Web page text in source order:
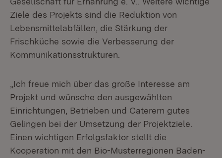
Ziele des Projekts sind die Reduktion von
Lebensmittelabfällen, die Stärkung der
Frischküche sowie die Verbesserung der
Kommunikationsstrukturen.
„Ich freue mich über das große Interesse am
Projekt und wünsche den ausgewählten
Einrichtungen, Betrieben und Caterern gutes
Gelingen bei der Umsetzung der Projektziele.
Einen wichtigen Erfolgsfaktor stellt die
Kooperation mit den Bio-Musterregionen Baden-